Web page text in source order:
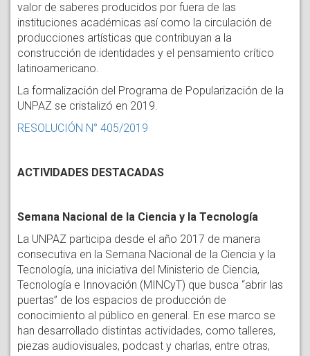
valor de saberes producidos por fuera de las
instituciones académicas así como la circulación de
producciones artísticas que contribuyan a la
construcción de identidades y el pensamiento crítico
latinoamericano.
La formalización del Programa de Popularización de la
UNPAZ se cristalizó en 2019.
RESOLUCIÓN N° 405/2019
ACTIVIDADES DESTACADAS
Semana Nacional de la Ciencia y la Tecnología
La UNPAZ participa desde el año 2017 de manera
consecutiva en la Semana Nacional de la Ciencia y la
Tecnología, una iniciativa del Ministerio de Ciencia,
Tecnología e Innovación (MINCyT) que busca “abrir las
puertas” de los espacios de producción de
conocimiento al público en general. En ese marco se
han desarrollado distintas actividades, como talleres,
piezas audiovisuales, podcast y charlas, entre otras,